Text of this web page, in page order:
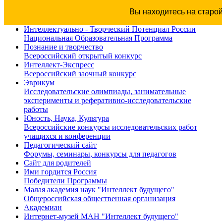
Вы находитесь на
Интеллектуально - Творческий Потенциал России
Национальная Образовательная Программа
Познание и творчество
Всероссийский открытый конкурс
Интеллект-Экспресс
Всероссийский заочный конкурс
Эврикум
Исследовательские олимпиады, занимательные
эксперименты и реферативно-исследовательские
работы
Юность, Наука, Культура
Всероссийские конкурсы исследовательских работ
учащихся и конференции
Педагогический сайт
Форумы, семинары, конкурсы для педагогов
Сайт для родителей
Ими гордится Россия
Победители Программы
Малая академия наук "Интеллект будущего"
Общероссийская общественная организация
Академиан
Интернет-музей МАН "Интеллект будущего"